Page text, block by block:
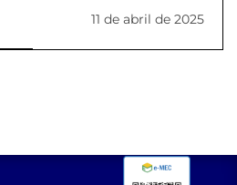
convocação
eleitoral para
escolha de
11 de abril de 2025